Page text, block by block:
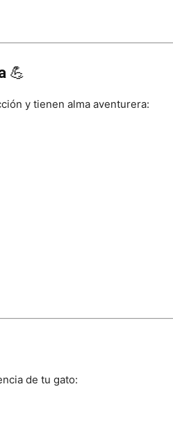
💪
y tienen alma aventurera:
de tu gato: